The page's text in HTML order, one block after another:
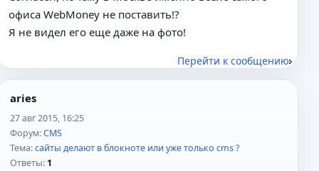
офиса WebMoney не поставить!?
Я не видел его еще даже на фото!
Перейти к сообщению
aries
27 авг 2015, 16:25
Форум:CMS
Тема:сайты делают в блокноте или уже только cms ?
Ответы: 1